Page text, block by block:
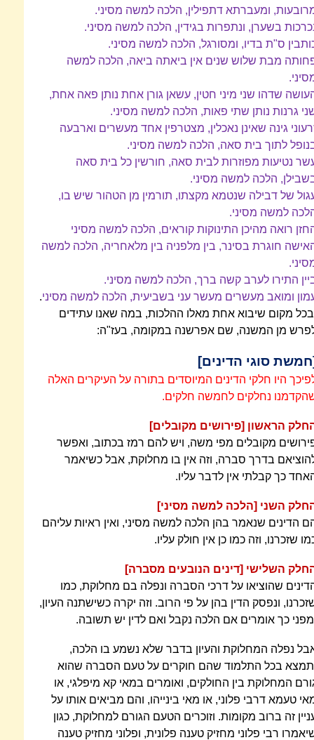
ומעברתא דתפילין, הלכה למשה מסיני.
בשערן, ונתפרות בגידין, הלכה למשה מסיני.
ס"ת בדיו, ומסורגל, הלכה למשה מסיני.
מבת שלוש שנים אין ביאתה ביאה, הלכה למשה
שדהו שני מיני חטין, עשאן גורן אחת נותן פאה אחת,
גרנות נותן שתי פאות, הלכה למשה מסיני.
גינה שאינן נאכלין, מצטרפין אחד מעשרים וארבעה
לתוך בית סאה, הלכה למשה מסיני.
נטיעות מפוזרות לבית סאה, חורשין כל בית סאה
הלכה למשה מסיני.
של דבילה שנטמא מקצתו, תורמין מן הטהור שיש בו,
למשה מסיני.
רואה מהיכן התינוקות קוראים, הלכה למשה מסיני
חוגרת בסינר, בין מלפניה בין מלאחריה, הלכה למשה
התירו לערב קשה ברך, הלכה למשה מסיני.
ומואב מעשרים מעשר עני בשביעית, הלכה למשה מסיני.
מקום שיבוא אחת מאלו ההלכות, במה שאנו עתידים
מן המשנה, שם אפרשנה במקומה, בעז"ה:
סוגי הדינים]
היו חלקי הדינים המיוסדים בתורה על העיקרים האלה
נחלקים לחמשה חלקים.
הראשון [פירושים מקובלים]
מקובלים מפי משה, ויש להם רמז בכתוב, ואפשר
בדרך סברה, וזה אין בו מחלוקת, אבל כשיאמר
כך קבלתי אין לדבר עליו.
השני [הלכה למשה מסיני]
הדינים שנאמר בהן הלכה למשה מסיני, ואין ראיות עליהם
שזכרנו, וזה כמו כן אין חולק עליו.
השלישי [דינים הנובעים מסברה]
שהוציאו על דרכי הסברה ונפלה בם מחלוקת, כמו
ונפסק הדין בהן על פי הרוב. וזה יקרה כשישתנה העיון,
כך אומרים אם הלכה נקבל ואם לדין יש תשובה.
נפלה המחלוקת והעיון בדבר שלא נשמע בו הלכה,
בכל התלמוד שהם חוקרים על טעם הסברה שהוא
המחלוקת בין החולקים, ואומרים במאי קא מיפלגי, או
טעמא דרבי פלוני, או מאי בינייהו, והם מביאים אותו על
זה ברוב מקומות. וזוכרים הטעם הגורם למחלוקת, כגון
רבי פלוני מחזיק טענה פלונית, ופלוני מחזיק טענה